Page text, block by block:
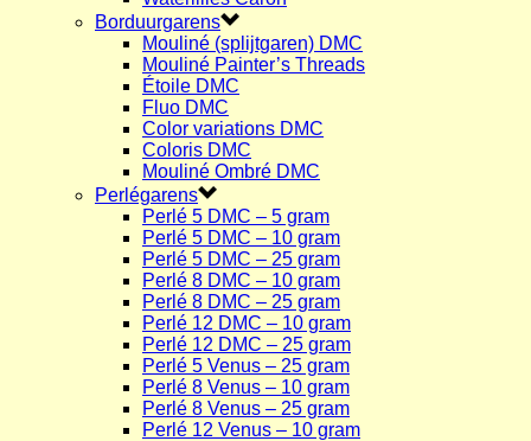
Borduurgarens
Mouliné (splijtgaren) DMC
Mouliné Painter’s Threads
Étoile DMC
Fluo DMC
Color variations DMC
Coloris DMC
Mouliné Ombré DMC
Perlégarens
Perlé 5 DMC – 5 gram
Perlé 5 DMC – 10 gram
Perlé 5 DMC – 25 gram
Perlé 8 DMC – 10 gram
Perlé 8 DMC – 25 gram
Perlé 12 DMC – 10 gram
Perlé 12 DMC – 25 gram
Perlé 5 Venus – 25 gram
Perlé 8 Venus – 10 gram
Perlé 8 Venus – 25 gram
Perlé 12 Venus – 10 gram